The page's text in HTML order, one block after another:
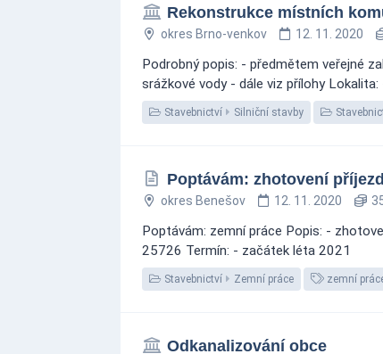
Rekonstrukce místních
okres Brno-venkov 12. 11. 2020
Podrobný popis: - předmětem veřejné
srážkové vody - dále viz přílohy
Stavebnictví Silniční stavby
Poptávám: zhotovení
okres Benešov 12. 11. 2020
Poptávám: zemní práce Popis: -
25726 Termín: - začátek léta 2021
Stavebnictví Zemní práce zemní
Odkanalizování obce